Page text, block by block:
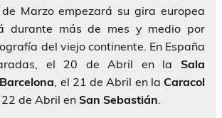
Marzo empezará su gira europea
durante más de mes y medio por
del viejo continente. En España
el 20 de Abril en la Sala
Barcelona, el 21 de Abril en laCaracol
de Abril en San Sebastián.